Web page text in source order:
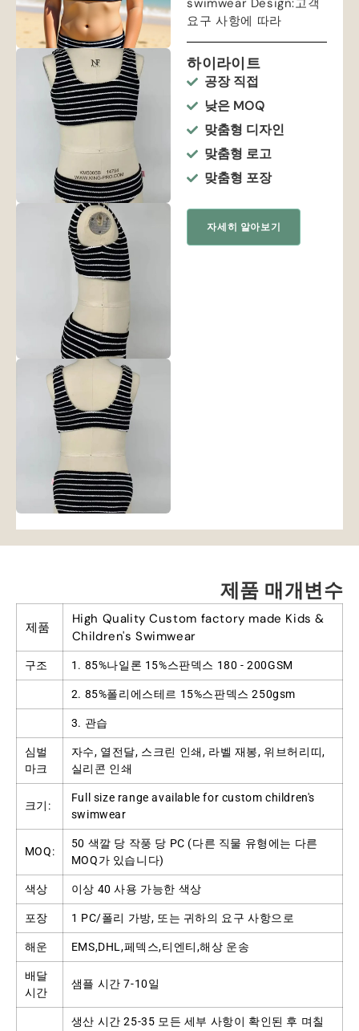
swimwear Design:고객
요구 사항에 따라
하이라이트
공장 직접
낮은 MOQ
맞춤형 디자인
맞춤형 로고
맞춤형 포장
자세히 알아보기
제품 매개변수
제품
High Quality Custom factory made Kids &
Children's Swimwear
구조 1. 85%나일론 15%스판덱스 180 - 200GSM
2. 85%폴리에스테르 15%스판덱스 250gsm
3. 관습
심벌
마크
자수, 열전달, 스크린 인쇄, 라벨 재봉, 위브허리띠,
실리콘 인쇄
크기:
Full size range available for custom children's
swimwear
MOQ:
50 색깔 당 작풍 당 PC (다른 직물 유형에는 다른
MOQ가 있습니다)
색상 이상 40 사용 가능한 색상
포장 1 PC/폴리 가방, 또는 귀하의 요구 사항으로
해운 EMS,DHL,페덱스,티엔티,해상 운송
배달
시간
샘플 시간 7-10일
생산 시간 25-35 모든 세부 사항이 확인된 후 며칠